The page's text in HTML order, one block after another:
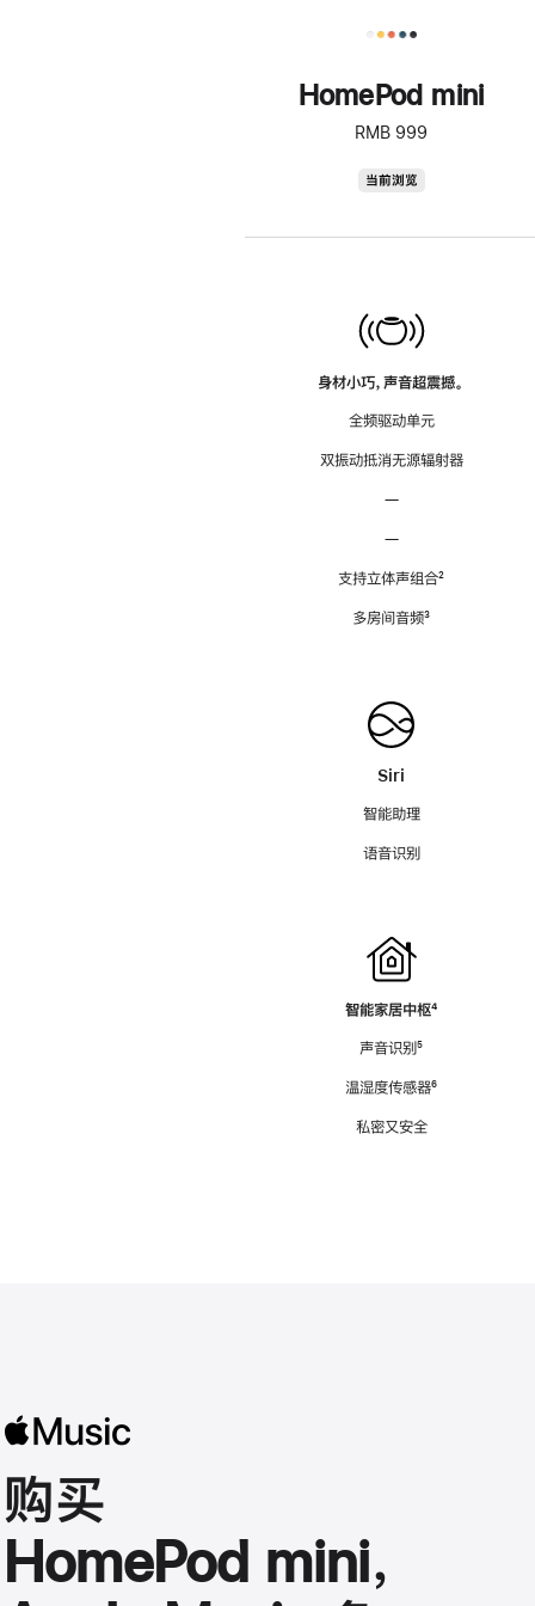
HomePod mini
RMB 999
当前浏览
身材小巧，声音超震撼。
全频驱动单元
双振动抵消无源辐射器
—
—
支持立体声组合脚
²
多房间音频脚
³
Siri
智能助理
语音识别
智能家居中枢脚
⁴
声音识别脚
⁵
温湿度传感器脚
⁶
私密又安全
购买
HomePod mini，